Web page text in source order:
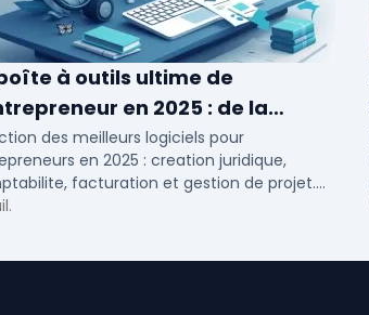
à outils ultime de
en 2025 : de la
à la gestion
des meilleurs logiciels pour
en 2025 : creation juridique,
facturation et gestion de projet.
adaptes aux TPE, PME et independants en